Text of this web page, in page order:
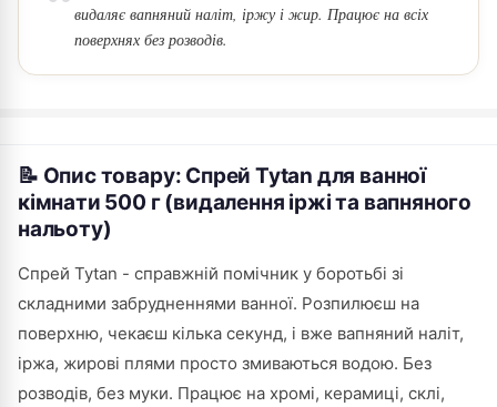
видаляє вапняний наліт, іржу і жир. Працює на всіх
поверхнях без розводів.
📝 Опис товару: Спрей Tytan для ванної
кімнати 500 г (видалення іржі та вапняного
нальоту)
Спрей Tytan - справжній помічник у боротьбі зі
складними забрудненнями ванної. Розпилюєш на
поверхню, чекаєш кілька секунд, і вже вапняний наліт,
іржа, жирові плями просто змиваються водою. Без
розводів, без муки. Працює на хромі, керамиці, склі,